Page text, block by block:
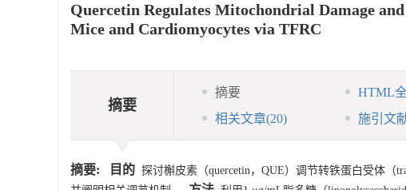
Quercetin Regulates Mitochondrial Damage
Mice and Cardiomyocytes via TFRC
摘要
摘要 HTML
相关文章(20) 施引文
摘要: 目的 探讨槲皮素（quercetin，QUE）调节转铁蛋白受体（